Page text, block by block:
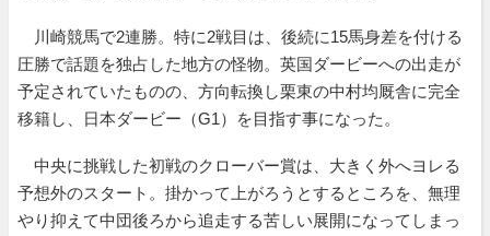
川崎競馬で2連勝。特に2戦目は、後続に15馬身差を付ける
圧勝で話題を独占した地方の怪物。英国ダービーへの出走が
予定されていたものの、方向転換し栗東の中村均厩舎に完全
移籍し、日本ダービー（G1）を目指す事になった。
中央に挑戦した初戦のクローバー賞は、大きく外へヨレる
予想外のスタート。掛かって上がろうとするところを、無理
やり抑えて中団後ろから追走する苦しい展開になってしまっ